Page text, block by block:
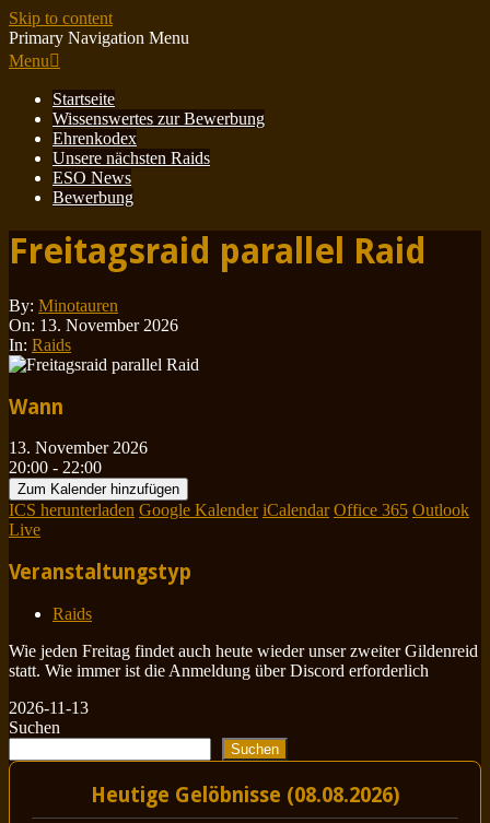
Skip to content
Primary Navigation Menu
Menu
Startseite
Wissenswertes zur Bewerbung
Ehrenkodex
Unsere nächsten Raids
ESO News
Bewerbung
Freitagsraid parallel Raid
By: Minotauren
On: 13. November 2026
In: Raids
Wann
13. November 2026
20:00 - 22:00
Zum Kalender hinzufügen
ICS herunterladen Google Kalender iCalendar Office 365 Outlook
Live
Veranstaltungstyp
Raids
Wie jeden Freitag findet auch heute wieder unser zweiter Gildenreid
statt. Wie immer ist die Anmeldung über Discord erforderlich
2026-11-13
Suchen
Suchen
Heutige Gelöbnisse (08.08.2026)